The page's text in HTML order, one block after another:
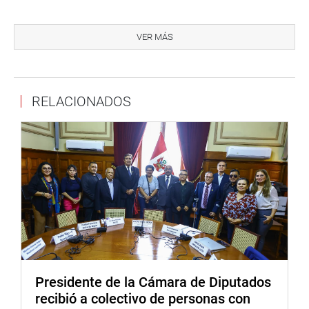
De otro lado, la comisión también aprobó por unanimidad
CR, 10868/2024-CR y 10990/2024-CR, que incorpora al
régimen laboral del Decreto Legislativo 728 a los
trabajadores de la Contraloría General de la República
actualmente bajo el régimen CAS.
La medida busca fortalecer la estabilidad laboral, la
eficiencia institucional y la transparencia en la gestión del
talento humano, asegurando igualdad de oportunidades y
respeto al principio de mérito.
El congresista Alex Paredes Gonzáles (SP) destacó que la
iniciativa corrige una desigualdad histórica entre
ignorancia sobre la problemática laboral ha llevado a
minimizar el impacto humano de estas situaciones, que
VER MÁS
RELACIONADOS
Presidente de la Cámara de Diputados
recibió a colectivo de personas con